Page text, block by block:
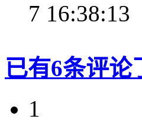
7 16:38:13
已有6条评论
1